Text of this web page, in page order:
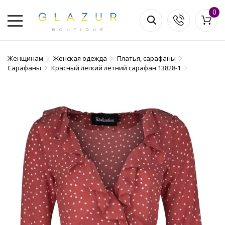
0
Женщинам Женская одежда
Платья, сарафаны
Сарафаны
Красный легкий летний сарафан 13828-1